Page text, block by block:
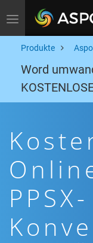
Toggle navigation
Produkte
Word
PPSX-